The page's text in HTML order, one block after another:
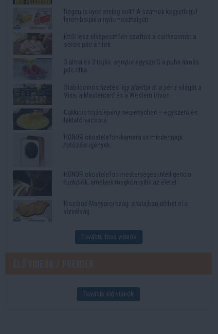
Régen is ilyen meleg volt? A számok kegyetlenül
lerombolják a nyári nosztalgiát
Ettől lesz elképesztően szaftos a csirkecomb: a
sörös pác a titok
3 alma és 3 tojás: ennyire egyszerű a puha almás
pite titka
Stabilcoinos fizetés: így alakítja át a pénz világát a
Visa, a Mastercard és a Western Union
Cukkinis tojáslepény serpenyőben – egyszerű és
laktató vacsora
HONOR okostelefon-kamera vs mindennapi
fotózási igények
HONOR okostelefon mesterséges intelligencia
funkciók, amelyek megkönnyítik az életet
Kiszárad Magyarország: a talajban dőlhet el a
vízválság
További friss videók
További élő videók